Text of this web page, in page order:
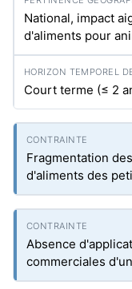
National, impact
d'aliments pour
Court terme (≤ 2
Fragmentation
d'aliments des
Absence
commerciales